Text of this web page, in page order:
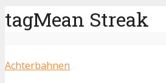
tagMean Streak
Achterbahnen